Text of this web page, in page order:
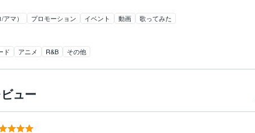
マ） プロモーション イベント 動画 歌ってみた
ド アニメ R&B その他
ュー